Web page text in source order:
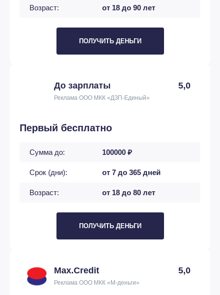
Возраст: от 18 до 90 лет
ПОЛУЧИТЬ ДЕНЬГИ
До зарплаты 5,0
Реклама ООО МКК «ДЗП-Единый»
Первый бесплатно
Сумма до: 100000 ₽
Срок (дни): от 7 до 365 дней
Возраст: от 18 до 80 лет
ПОЛУЧИТЬ ДЕНЬГИ
Max.Credit 5,0
Реклама ООО МКК «М-деньги»